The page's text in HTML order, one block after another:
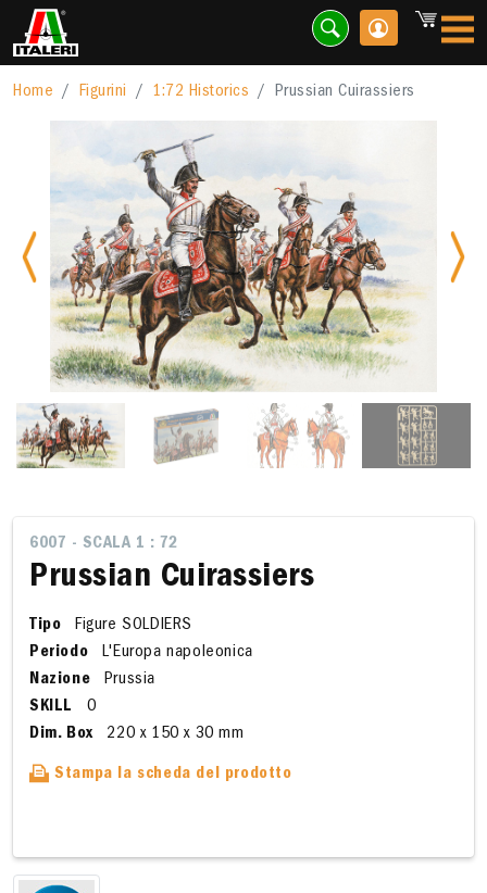
Home Figurini 1:72 Historics Prussian Cuirassiers
Previous
6007 - SCALA 1 : 72
Prussian Cuirassiers
Tipo
Figure SOLDIERS
Periodo
L'Europa napoleonica
Nazione
Prussia
SKILL
0
Dim. Box
220 x 150 x 30 mm
Stampa la scheda del prodotto